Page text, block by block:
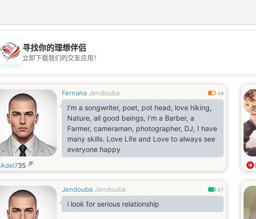
💖
寻找你的理想伴侣
立即下载我们的交友应用！
Fernana Jendouba 0.6
I'm a songwriter, poet, pot head, love hiking,
Nature, all good beings, I'm a Barber, a
Farmer, cameraman, photographer, DJ, I have
many skills. Love Life and Love to always see
everyone happy
Adel735 岁
Jendouba Jendouba 0.7
i look for serious relationship